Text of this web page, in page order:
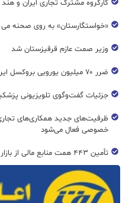
کارگروه مشترک تجاری ایران و
«خواستگارستان» به روی صحنه می
وزیر صمت عازم قرقیزستان شد
ضرر ۷۰ میلیون یورویی بروکسل ایرلاینز از جنگ علیه ایران
جزئیات گفت‌وگوی تلویزیونی
ظرفیت‌های جدید همکاری‌های
خصوصی فعال می‌شود
تأمین ۴۴۳ همت منابع مالی از بازار سرمایه در چهار ماه